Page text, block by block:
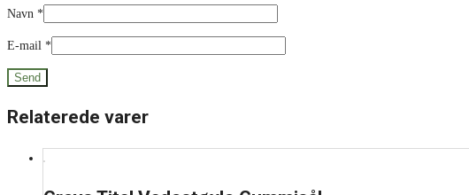
Navn *
E-mail *
Relaterede varer